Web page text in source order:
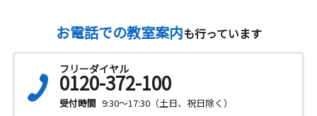
お電話での教室案内も行っています
フリーダイヤル
0120-372-100
受付時間 9:30～17:30（土日、祝日除く）